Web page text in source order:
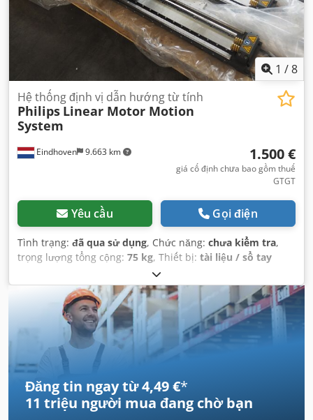
1 /8
Eindhoven 9.663 km
Hệ thống định vị dẫn hướng từ tính
Philips Linear Motor Motion
System
1.500 €
giá cố định chưa bao gồm thuế
GTGT
Yêu cầu Gọi điện
Tình trạng: đã qua sử dụng, Chức năng: chưa kiểm tra,
trọng lượng tổng cộng: 75 kg, Thiết bị: tài liệu / sổ tay
Đăng tin ngay từ 4,49 €*
11 triệu người mua đang chờ bạn